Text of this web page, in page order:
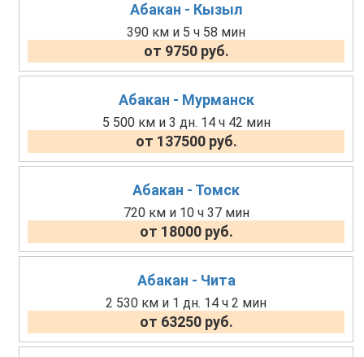
Абакан - Кызыл
390 км и 5 ч 58 мин
от 9750 руб.
Абакан - Мурманск
5 500 км и 3 дн. 14 ч 42 мин
от 137500 руб.
Абакан - Томск
720 км и 10 ч 37 мин
от 18000 руб.
Абакан - Чита
2 530 км и 1 дн. 14 ч 2 мин
от 63250 руб.